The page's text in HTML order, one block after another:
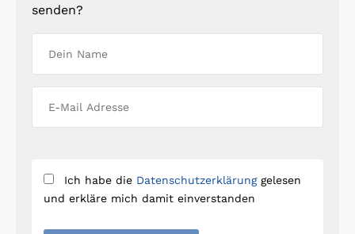
senden?
Ich habe die Datenschutzerklärunggelesen
und erkläre mich damit einverstanden